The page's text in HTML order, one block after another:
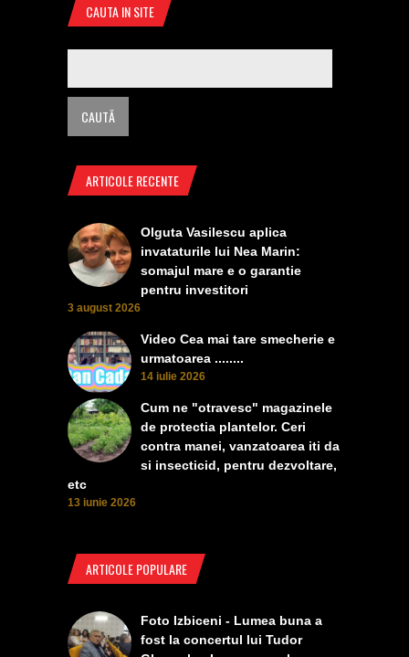
CAUTA IN SITE
ARTICOLE RECENTE
Olguta Vasilescu aplica
invataturile lui Nea Marin:
somajul mare e o garantie
pentru investitori
3 august 2026
Video Cea mai tare smecherie e
urmatoarea ........
14 iulie 2026
Cum ne "otravesc" magazinele
de protectia plantelor. Ceri
contra manei, vanzatoarea iti da
si insecticid, pentru dezvoltare,
etc
13 iunie 2026
ARTICOLE POPULARE
Foto Izbiceni - Lumea buna a
fost la concertul lui Tudor